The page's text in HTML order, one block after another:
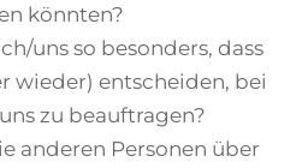
könnten?
uns so besonders, dass
wieder) entscheiden, bei
zu beauftragen?
anderen Personen über